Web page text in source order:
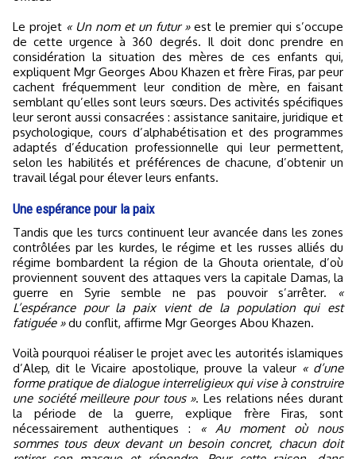
Le projet « Un nom et un futur »est le premier qui s’occupe
de cette urgence à 360 degrés. Il doit donc prendre en
considération la situation des mères de ces enfants qui,
expliquent Mgr Georges Abou Khazen et frère Firas, par peur
cachent fréquemment leur condition de mère, en faisant
semblant qu’elles sont leurs sœurs. Des activités spécifiques
leur seront aussi consacrées : assistance sanitaire, juridique et
psychologique, cours d’alphabétisation et des programmes
adaptés d’éducation professionnelle qui leur permettent,
selon les habilités et préférences de chacune, d’obtenir un
travail légal pour élever leurs enfants.
Une espérance pour la paix
Tandis que les turcs continuent leur avancée dans les zones
contrôlées par les kurdes, le régime et les russes alliés du
régime bombardent la région de la Ghouta orientale, d’où
proviennent souvent des attaques vers la capitale Damas, la
guerre en Syrie semble ne pas pouvoir s’arrêter.
«
L’espérance pour la paix vient de la population qui est
fatiguée »du conflit, affirme Mgr Georges Abou Khazen.
Voilà pourquoi réaliser le projet avec les autorités islamiques
d’Alep, dit le Vicaire apostolique, prouve la valeur « d’une
forme pratique de dialogue interreligieux qui vise à construire
une société meilleure pour tous ». Les relations nées durant
la période de la guerre, explique frère Firas, sont
nécessairement authentiques :
« Au moment où nous
sommes tous deux devant un besoin concret, chacun doit